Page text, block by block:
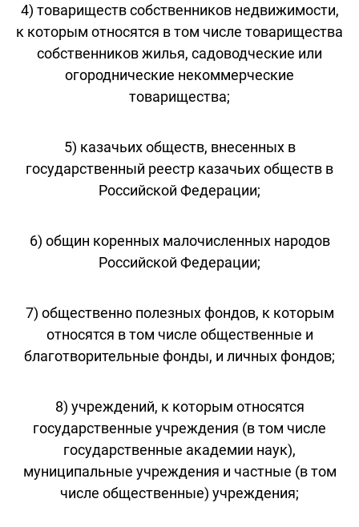
4) товариществ собственников недвижимости,
к которым относятся в том числе товарищества
собственников жилья, садоводческие или
огороднические некоммерческие
товарищества;
5) казачьих обществ, внесенных в
государственный реестр казачьих обществ в
Российской Федерации;
6) общин коренных малочисленных народов
Российской Федерации;
7) общественно полезных фондов, к которым
относятся в том числе общественные и
благотворительные фонды, и личных фондов;
8) учреждений, к которым относятся
государственные учреждения (в том числе
государственные академии наук),
муниципальные учреждения и частные (в том
числе общественные) учреждения;